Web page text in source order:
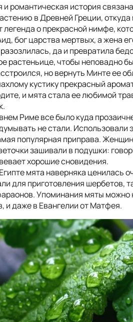
и романтическая история
в Древней Греции,
легенда о прекрасной нимфе,
бог царства мертвых, а жена
да и превратила
растеньице, чтобы неповадно
но вернуть Минте ее
кустику прекрасный
и мята стала ее любимой
Риме все было куда
не стали. Использовали
популярная приправа.
зашивали в подушки:
хорошие сновидения.
мята наверняка ценилась
для приготовления шербетов,
Упоминания мяты можно
и даже в Евангелии от Матфея.